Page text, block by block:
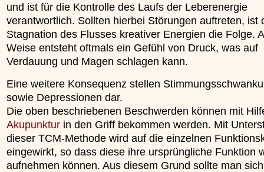
und ist für die Kontrolle des Laufs der Leberenergie
verantwortlich. Sollten hierbei Störungen auftreten, ist
Stagnation des Flusses kreativer Energien die Folge.
Weise entsteht oftmals ein Gefühl von Druck, was auf
Verdauung und Magen schlagen kann.
Eine weitere Konsequenz stellen
sowie Depressionen dar.
Die oben beschriebenen Beschwerden können mit
Akupunktur in den Griff bekommen werden. Mit
dieser TCM-Methode wird auf die einzelnen
eingewirkt, so dass diese ihre ursprüngliche Funktion
aufnehmen können. Aus diesem Grund sollte man